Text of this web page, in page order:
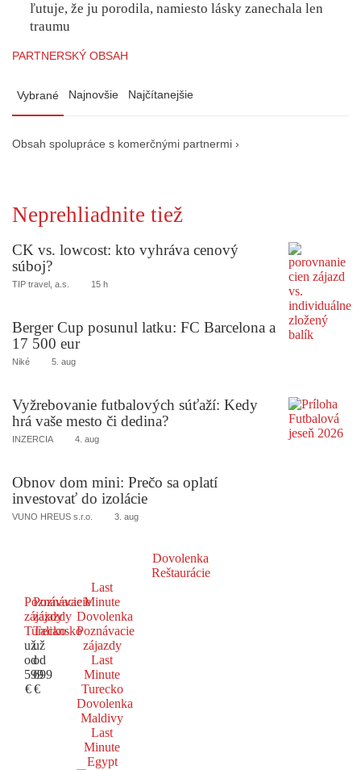
ľutuje, že ju porodila, namiesto lásky zanechala len
traumu
PARTNERSKÝ OBSAH
Vybrané Najnovšie Najčítanejšie
Obsah spolupráce s komerčnými partnermi ›
Neprehliadnite tiež
CK vs. lowcost: kto vyhráva cenový
súboj?
TIP travel, a.s. 15 h
Berger Cup posunul latku: FC Barcelona a
17 500 eur
Niké 5. aug
Vyžrebovanie futbalových súťaží: Kedy
hrá vaše mesto či dedina?
INZERCIA 4. aug
Obnov dom mini: Prečo sa oplatí
investovať do izolácie
VUNO HREUS s.r.o. 3. aug
Dovolenka
Reštaurácie
Poznávacie
zájazdy
Turecko
už
od
599
€
Poznávacie
zájazdy
Taliansko
už
od
699
€
Last
Minute
Dovolenka
Poznávacie
zájazdy
Last
Minute
Turecko
Dovolenka
Maldivy
Last
Minute
Egypt